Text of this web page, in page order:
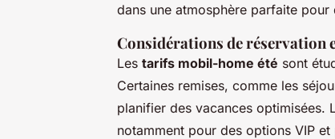
dans une atmosphère parfaite pour
Considérations de réservation
Les tarifs mobil-home été sont
Certaines remises, comme les
planifier des vacances optimisées.
notamment pour des options VIP